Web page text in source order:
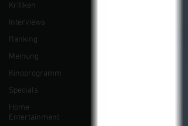
Kritiken
Interviews
Ranking
Meinung
Kinoprogramm
Specials
Home
Entertainment